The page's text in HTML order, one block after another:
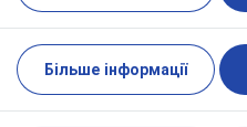
Більше інформації